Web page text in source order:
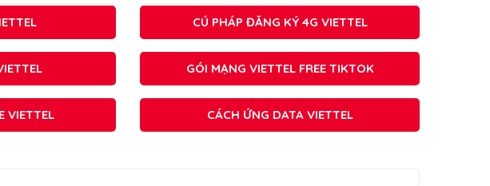
CÚ PHÁP ĐĂNG KÝ 4G VIETTEL
GÓI MẠNG VIETTEL FREE TIKTOK
VIETTEL CÁCH ỨNG DATA VIETTEL